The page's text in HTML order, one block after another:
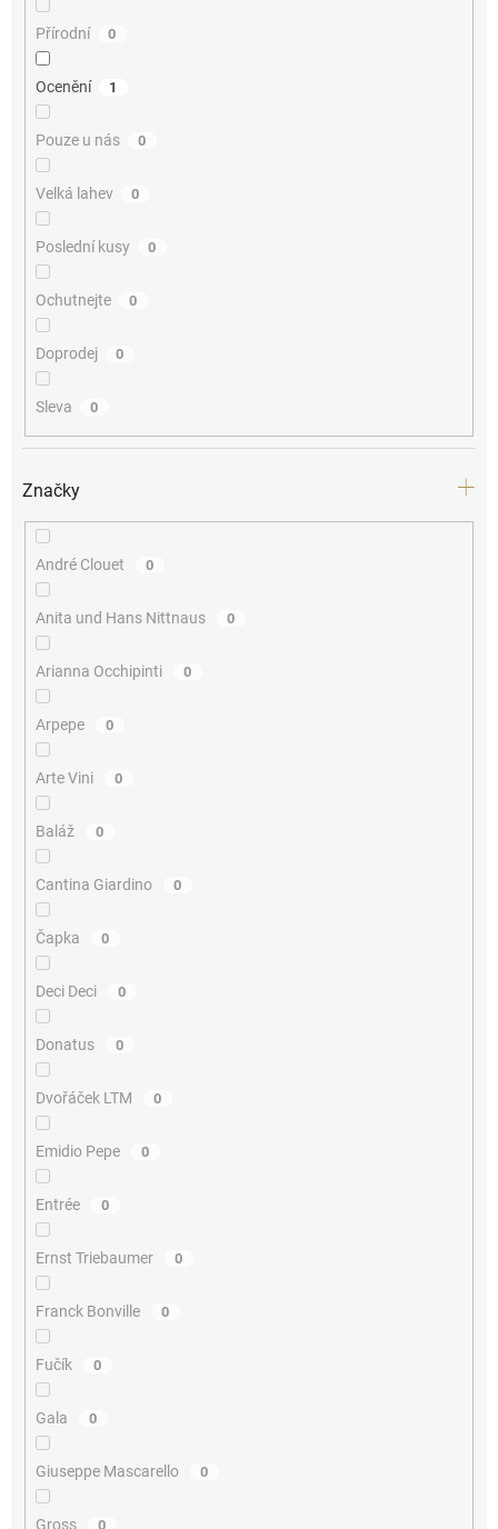
Přírodní 0
Ocenění 1
Pouze u nás 0
Velká lahev 0
Poslední kusy 0
Ochutnejte 0
Doprodej 0
Sleva 0
Značky
André Clouet 0
Anita und Hans Nittnaus 0
Arianna Occhipinti 0
Arpepe 0
Arte Vini 0
Baláž 0
Cantina Giardino 0
Čapka 0
Deci Deci 0
Donatus 0
Dvořáček LTM 0
Emidio Pepe 0
Entrée 0
Ernst Triebaumer 0
Franck Bonville 0
Fučík 0
Gala 0
Giuseppe Mascarello 0
Gross 0